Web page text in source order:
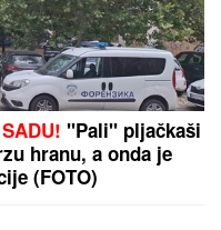
tvrdi da je on
posle 30 godina